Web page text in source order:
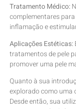
Tratamento Médico:
complementares
inflamação e
Aplicações Estéticas:
tratamentos de pele
promover uma pele
Quanto à sua
explorado como uma
Desde então, sua